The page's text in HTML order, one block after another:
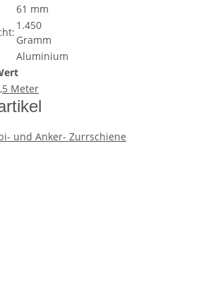
61 mm
1.450
Gramm
Aluminium
Meter